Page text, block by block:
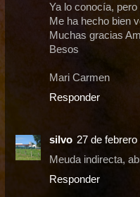
Ya lo conocía,
Me ha hecho bien
Muchas gracias
Besos
Mari Carmen
Responder
silvo 27 de
Meuda indirecta,
Responder